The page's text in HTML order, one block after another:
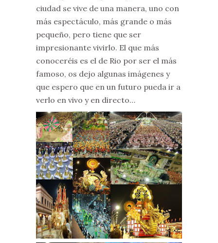
ciudad se vive de una manera, uno con
más espectáculo, más grande o más
pequeño, pero tiene que ser
impresionante vivirlo. El que más
conoceréis es el de Rio por ser el más
famoso, os dejo algunas imágenes y
que espero que en un futuro pueda ir a
verlo en vivo y en directo…